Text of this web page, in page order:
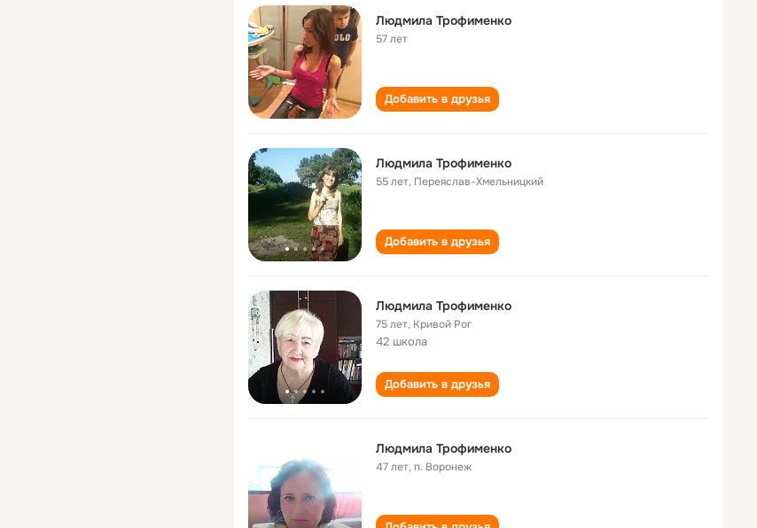
Людмила Трофименко
57 лет
Добавить в друзья
Людмила Трофименко
55 лет, Переяслав-Хмельницкий
Добавить в друзья
Людмила Трофименко
75 лет, Кривой Рог
42 школа
Добавить в друзья
Людмила Трофименко
47 лет,п. Воронеж